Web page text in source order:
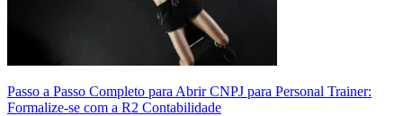
Passo a Passo Completo para Abrir CNPJ para Personal Trainer:
Formalize-se com a R2 Contabilidade